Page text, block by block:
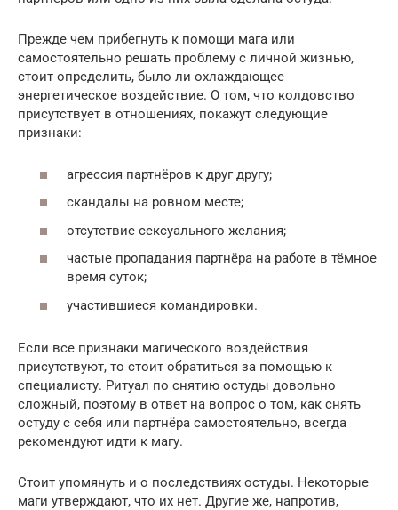
Прежде чем прибегнуть к помощи мага или
самостоятельно решать проблему с личной жизнью,
стоит определить, было ли охлаждающее
энергетическое воздействие. О том, что колдовство
присутствует в отношениях, покажут следующие
признаки:
агрессия партнёров к друг другу;
скандалы на ровном месте;
отсутствие сексуального желания;
частые пропадания партнёра на работе в тёмное
время суток;
участившиеся командировки.
Если все признаки магического воздействия
присутствуют, то стоит обратиться за помощью к
специалисту. Ритуал по снятию остуды довольно
сложный, поэтому в ответ на вопрос о том, как снять
остуду с себя или партнёра самостоятельно, всегда
рекомендуют идти к магу.
Стоит упомянуть и о последствиях остуды. Некоторые
маги утверждают, что их нет. Другие же, напротив,